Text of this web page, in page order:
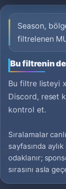
Season,
filtrelenen
Bu filtrenin
Bu filtre listeyi
Discord, reset
kontrol et.
Sıralamalar
sayfasında
odaklanır;
sırasını asla